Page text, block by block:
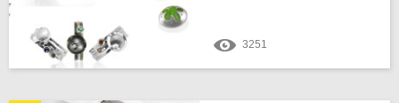
3251